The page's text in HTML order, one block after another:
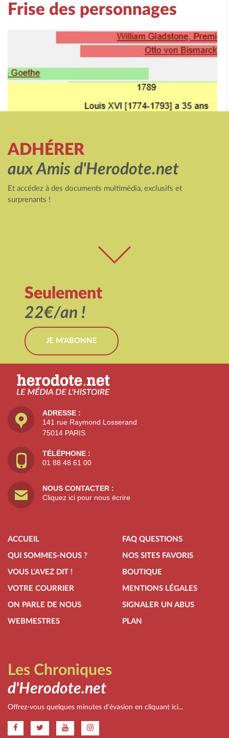
Frise des personnages
ADHÉRER
aux Amis d'Herodote.net
Et accédez à des documents multimédia, exclusifs et
surprenants !
Seulement
22€/an !
JE M'ABONNE
ADRESSE :
141 rue Raymond Losserand
75014 PARIS
TÉLÉPHONE :
01 88 48 61 00
NOUS CONTACTER :
Cliquez ici pour nous écrire
ACCUEIL
QUI SOMMES-NOUS ?
VOUS L'AVEZ DIT !
VOTRE COURRIER
ON PARLE DE NOUS
WEBMESTRES
FAQ QUESTIONS
NOS SITES FAVORIS
BOUTIQUE
MENTIONS LÉGALES
SIGNALER UN ABUS
PLAN
Les Chroniques
d'Herodote.net
Offrez-vous quelques minutes d'évasion en cliquant ici...